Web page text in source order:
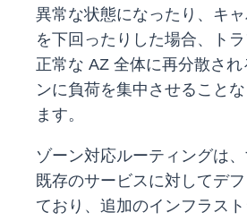
異常な状態になったり、キ
を下回ったりした場合、ト
正常な AZ 全体に再分散さ
ンに負荷を集中させること
ます。
ゾーン対応ルーティングは
既存のサービスに対してデ
ており、追加のインフラス